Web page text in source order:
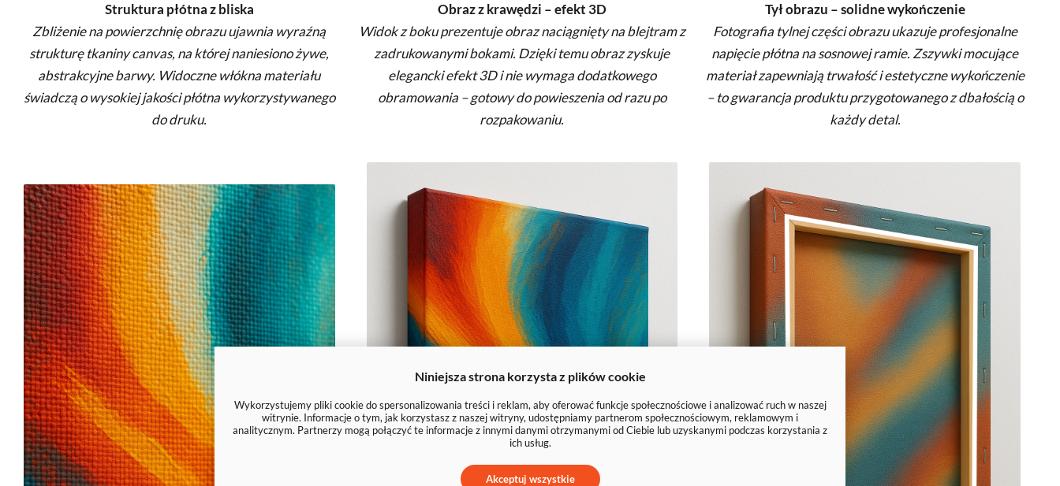
Struktura płótna z bliska
Zbliżenie na powierzchnię obrazu ujawnia wyraźną
strukturę tkaniny canvas, na której naniesiono żywe,
abstrakcyjne barwy. Widoczne włókna materiału
świadczą o wysokiej jakości płótna wykorzystywanego
do druku.
Obraz z krawędzi – efekt 3D
Widok z boku prezentuje obraz naciągnięty na blejtram z
zadrukowanymi bokami. Dzięki temu obraz zyskuje
elegancki efekt 3D i nie wymaga dodatkowego
obramowania – gotowy do powieszenia od razu po
rozpakowaniu.
Tył obrazu – solidne wykończenie
Fotografia tylnej części obrazu ukazuje profesjonalne
napięcie płótna na sosnowej ramie. Zszywki mocujące
materiał zapewniają trwałość i estetyczne wykończenie
– to gwarancja produktu przygotowanego z dbałością o
każdy detal.
Niniejsza strona korzysta z plików cookie
Wykorzystujemy pliki cookie do spersonalizowania treści i reklam, aby oferować funkcje społecznościowe i analizować ruch w naszej
witrynie. Informacje o tym, jak korzystasz z naszej witryny, udostępniamy partnerom społecznościowym, reklamowym i
analitycznym. Partnerzy mogą połączyć te informacje z innymi danymi otrzymanymi od Ciebie lub uzyskanymi podczas korzystania z
ich usług.
Akceptuj wszystkie